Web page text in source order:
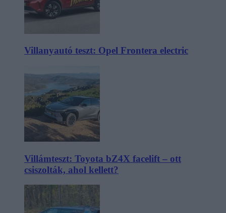
Villanyautó teszt: Opel Frontera electric
Villámteszt: Toyota bZ4X facelift – ott
csiszolták, ahol kellett?